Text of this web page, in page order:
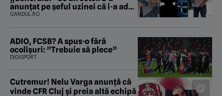
anunțat pe șeful uzinei că i-a adus
„subțireanu, așa”
GANDUL.RO
ADIO, FCSB? A spus-o fără
ocolișuri: ”Trebuie să plece”
DIGISPORT
Cutremur! Nelu Varga anunță că
vinde CFR Cluj și preia altă echipă